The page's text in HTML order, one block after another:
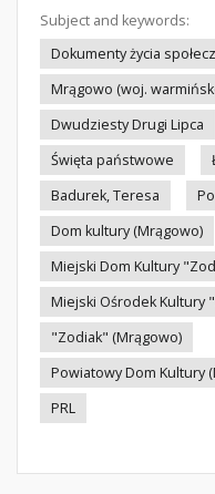
Subject and keywords:
Dokumenty życia
Mrągowo (woj.
Dwudziesty Drugi Lipca
Święta państwowe
Badurek, Teresa
Dom kultury (Mrągowo)
Miejski Dom Kultury
Miejski Ośrodek Kultury
"Zodiak" (Mrągowo)
Powiatowy Dom Kultury
PRL